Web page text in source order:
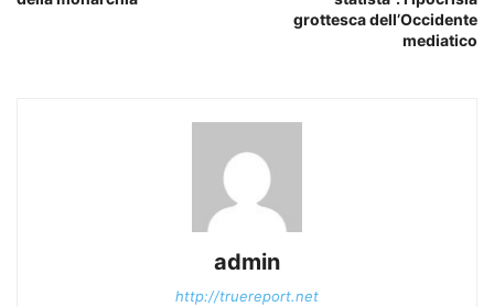
grottesca dell’Occidente
mediatico
admin
http://truereport.net